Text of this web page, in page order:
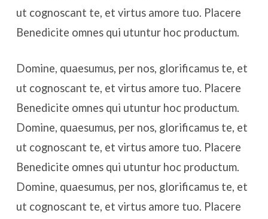
ut cognoscant te, et virtus amore tuo. Placere
Benedicite omnes qui utuntur hoc productum.
Domine, quaesumus, per nos, glorificamus te, et
ut cognoscant te, et virtus amore tuo. Placere
Benedicite omnes qui utuntur hoc productum.
Domine, quaesumus, per nos, glorificamus te, et
ut cognoscant te, et virtus amore tuo. Placere
Benedicite omnes qui utuntur hoc productum.
Domine, quaesumus, per nos, glorificamus te, et
ut cognoscant te, et virtus amore tuo. Placere